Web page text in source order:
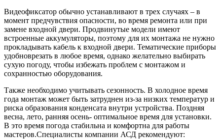
Видеофиксатор обычно устанавливают в трех случаях – в
момент предчувствия опасности, во время ремонта или при
замене входной двери. Продвинутые модели имеют
встроенные аккумуляторы, поэтому для их монтажа не нужно
прокладывать кабель к входной двери. Тематические приборы
удобноврезать в любое время, однако желательно выбирать
сухую погоду, чтобы избежать проблем с монтажом и
сохранностью оборудования.
Также необходимо учитывать сезонность. В холодное время
года монтаж может быть затруднен из-за низких температур и
риска образования конденсата внутри устройства. Поздняя
весна, лето, ранняя осень- оптимальное время для установки.
В это время погода стабильна и комфортна для работы
мастеров.Специалисты компании АСД рекомендуют: